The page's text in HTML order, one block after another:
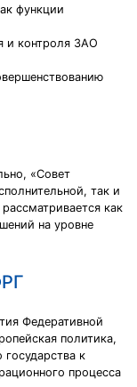
функции
и контроля ЗАО
«Совет
так и
как
на уровне
Федеративной
политика,
государства к
процесса